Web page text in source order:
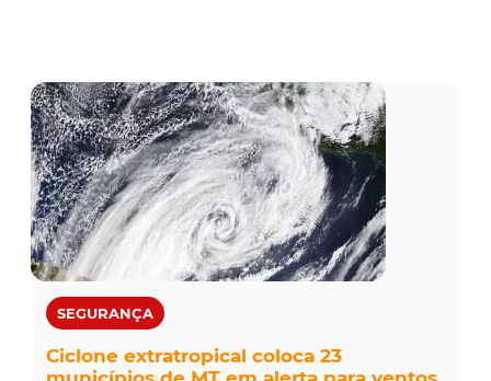
SEGURANÇA
Ciclone extratropical coloca 23